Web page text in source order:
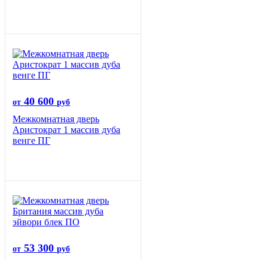
от 40 600 руб
Межкомнатная дверь
Аристократ 1 массив дуба
венге ПГ
от 53 300 руб